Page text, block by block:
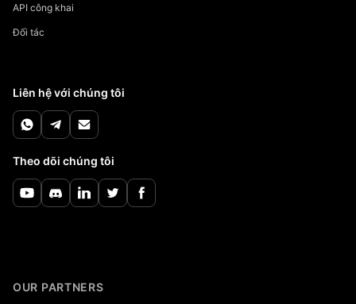
API công khai
Đối tác
Liên hệ với chúng tôi
Theo dõi chúng tôi
OUR PARTNERS